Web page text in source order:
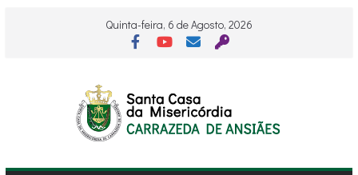
Quinta-feira, 6 de Agosto, 2026